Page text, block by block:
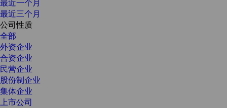
最近一个月
最近三个月
公司性质
全部
外资企业
合资企业
民营企业
股份制企业
集体企业
上市公司